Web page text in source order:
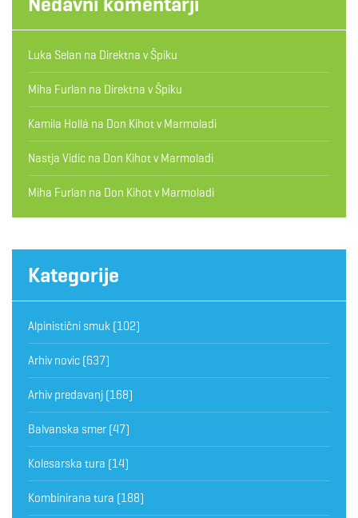
Luka Selan na Direktna v Špiku
Miha Furlan na Direktna v Špiku
Kamila Hollá na Don Kihot v Marmoladi
Nastja Vidic na Don Kihot v Marmoladi
Miha Furlan na Don Kihot v Marmoladi
Kategorije
Alpinistični smuk (102)
Arhiv novic (637)
Arhiv predavanj (168)
Balvanska smer (47)
Kolesarska tura (14)
Kombinirana tura (188)